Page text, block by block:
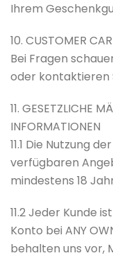
Ihrem
10. CUSTOMER
Bei Fragen
oder kontaktieren
11. GESETZLICHE
INFORMATIONEN
11.1 Die Nutzung
verfügbaren
mindestens 18
11.2 Jeder Kunde
Konto bei ANY
behalten uns vor,